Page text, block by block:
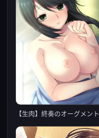
【生肉】終奏のオーグメント